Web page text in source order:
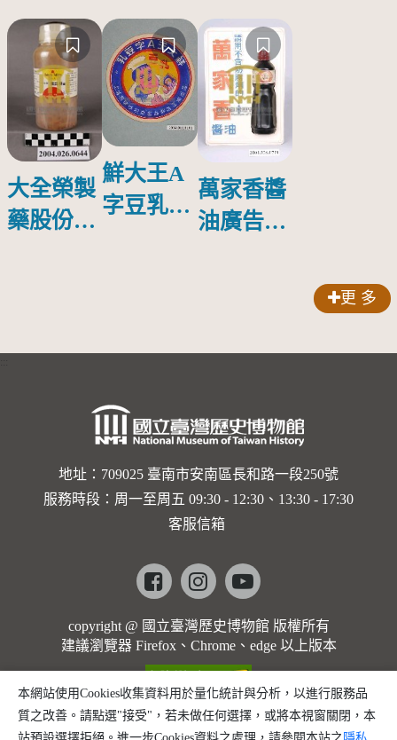
大全榮製
藥股份有
鮮大王A
字豆乳罐
萬家香醬
油廣告塑
更 多
地址：709025 臺南市安南區長和路一段250號
服務時段：周一至周五 09:30 - 12:30、13:30 - 17:30
客服信箱
Facebookinstagramyoutube
copyright @ 國立臺灣歷史博物館 版權所有
建議瀏覽器 Firefox、Chrome、edge 以上版本
本網站使用Cookies收集資料用於量化統計與分析，以進行服務品
質之改善。請點選"接受"，若未做任何選擇，或將本視窗關閉，本
站預設選擇拒絕。進一步Cookies資料之處理，請參閱本站之 隱私